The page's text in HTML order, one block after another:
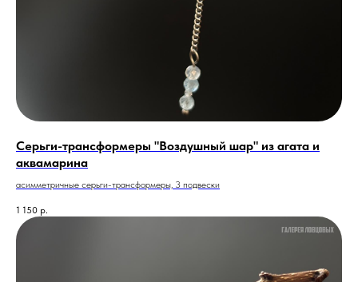
Серьги-трансформеры "Воздушный шар" из агата и
аквамарина
асимметричные серьги-трансформеры, 3 подвески
1 150 р.